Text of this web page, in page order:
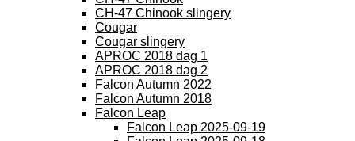
CH-47 Chinook slingery
Cougar
Cougar slingery
APROC 2018 dag 1
APROC 2018 dag 2
Falcon Autumn 2022
Falcon Autumn 2018
Falcon Leap
Falcon Leap 2025-09-19